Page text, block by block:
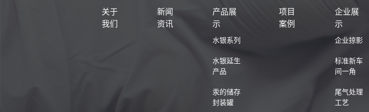
关于
我们
新闻
资讯
产品展
示
水银系列
水银延生
产品
汞的储存
封装罐
项目
案例
企业展
示
企业掠影
标准新车
间一角
尾气处理
工艺